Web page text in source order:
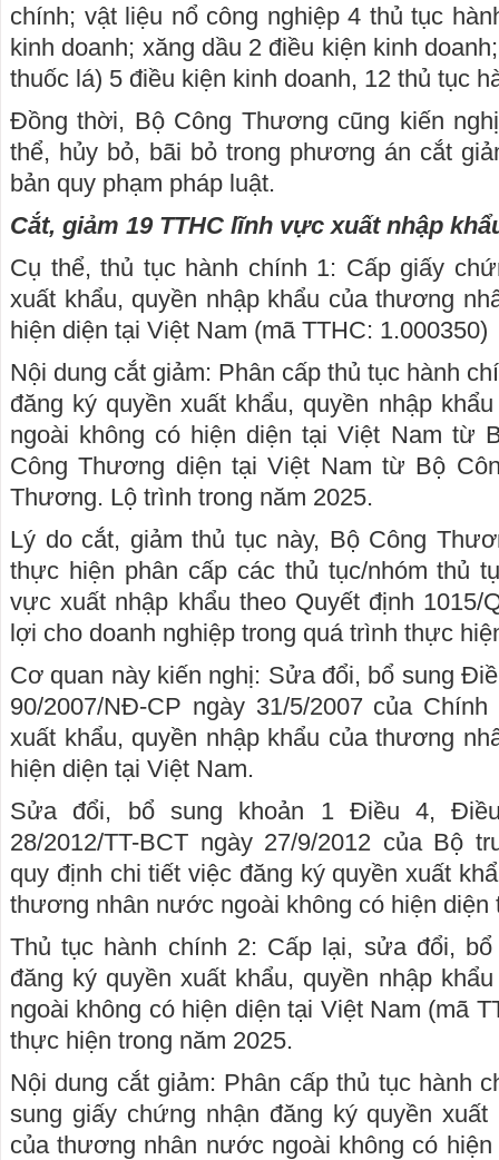
chính; vật liệu nổ công nghiệp 4 thủ tục
kinh doanh; xăng dầu 2 điều kiện kinh
thuốc lá) 5 điều kiện kinh doanh, 12 thủ tục
Đồng thời, Bộ Công Thương cũng kiến
thể, hủy bỏ, bãi bỏ trong phương án cắt
bản quy phạm pháp luật.
Cắt, giảm 19 TTHC lĩnh vực xuất nhập
Cụ thể, thủ tục hành chính 1: Cấp giấy
xuất khẩu, quyền nhập khẩu của thương
hiện diện tại Việt Nam (mã TTHC: 1.000350)
Nội dung cắt giảm: Phân cấp thủ tục hành
đăng ký quyền xuất khẩu, quyền nhập
ngoài không có hiện diện tại Việt Nam từ
Công Thương diện tại Việt Nam từ Bộ
Thương. Lộ trình trong năm 2025.
Lý do cắt, giảm thủ tục này, Bộ Công
thực hiện phân cấp các thủ tục/nhóm thủ
vực xuất nhập khẩu theo Quyết định 1015/
lợi cho doanh nghiệp trong quá trình thực
Cơ quan này kiến nghị: Sửa đổi, bổ sung
90/2007/NĐ-CP ngày 31/5/2007 của
xuất khẩu, quyền nhập khẩu của thương
hiện diện tại Việt Nam.
Sửa đổi, bổ sung khoản 1 Điều 4,
28/2012/TT-BCT ngày 27/9/2012 của Bộ
quy định chi tiết việc đăng ký quyền xuất
thương nhân nước ngoài không có hiện diện
Thủ tục hành chính 2: Cấp lại, sửa đổi,
đăng ký quyền xuất khẩu, quyền nhập
ngoài không có hiện diện tại Việt Nam (mã
thực hiện trong năm 2025.
Nội dung cắt giảm: Phân cấp thủ tục hành
sung giấy chứng nhận đăng ký quyền xuất
của thương nhân nước ngoài không có